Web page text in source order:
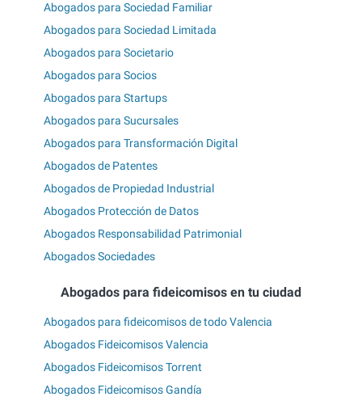
Abogados para Sociedad Familiar
Abogados para Sociedad Limitada
Abogados para Societario
Abogados para Socios
Abogados para Startups
Abogados para Sucursales
Abogados para Transformación Digital
Abogados de Patentes
Abogados de Propiedad Industrial
Abogados Protección de Datos
Abogados Responsabilidad Patrimonial
Abogados Sociedades
Abogados para fideicomisos en tu ciudad
Abogados para fideicomisos de todo Valencia
Abogados Fideicomisos Valencia
Abogados Fideicomisos Torrent
Abogados Fideicomisos Gandía